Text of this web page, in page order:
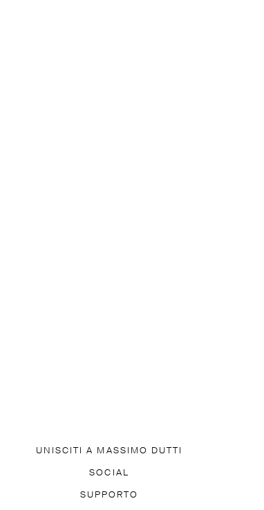
UNISCITI A MASSIMO DUTTI
ISCRIVITI ALLA NEWSLETTER
SOCIAL
FACEBOOK PINTEREST
SUPPORTO